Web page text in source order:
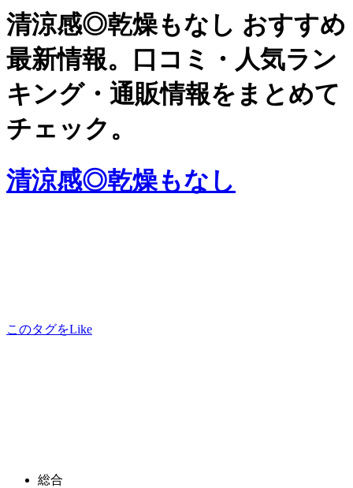
清涼感◎乾燥もなし おすすめ
最新情報。口コミ・人気ラン
キング・通販情報をまとめて
チェック。
清涼感◎乾燥もなし
このタグをLike
総合